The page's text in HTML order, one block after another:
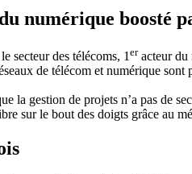
numérique boosté
secteur des télécoms, 1 eracteur du
de télécom et numérique sont
la gestion de projets n’a pas de
sur le bout des doigts grâce au